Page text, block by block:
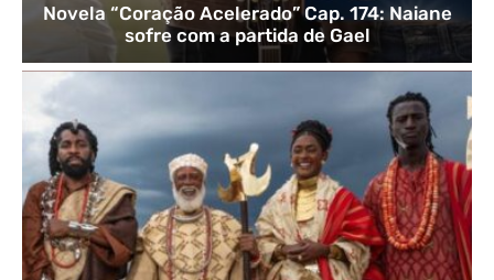
Novela “Coração Acelerado” Cap. 174: Naiane
sofre com a partida de Gael